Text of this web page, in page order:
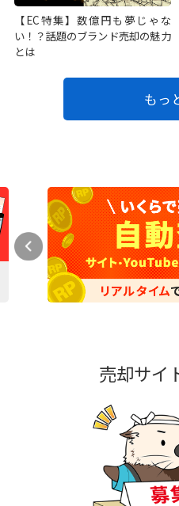
【EC特集】数億円も夢じゃな
い！？話題のブランド売却の魅力
とは
もっ
売却サイ